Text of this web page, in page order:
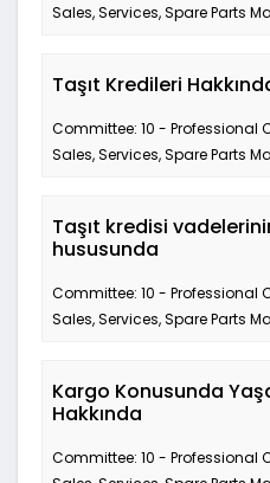
Sales, Services, Spare Parts
Taşıt Kredileri
Committee: 10 - Professional
Sales, Services, Spare Parts
Taşıt kredisi
hususunda
Committee: 10 - Professional
Sales, Services, Spare Parts
Kargo Konusunda
Hakkında
Committee: 10 - Professional